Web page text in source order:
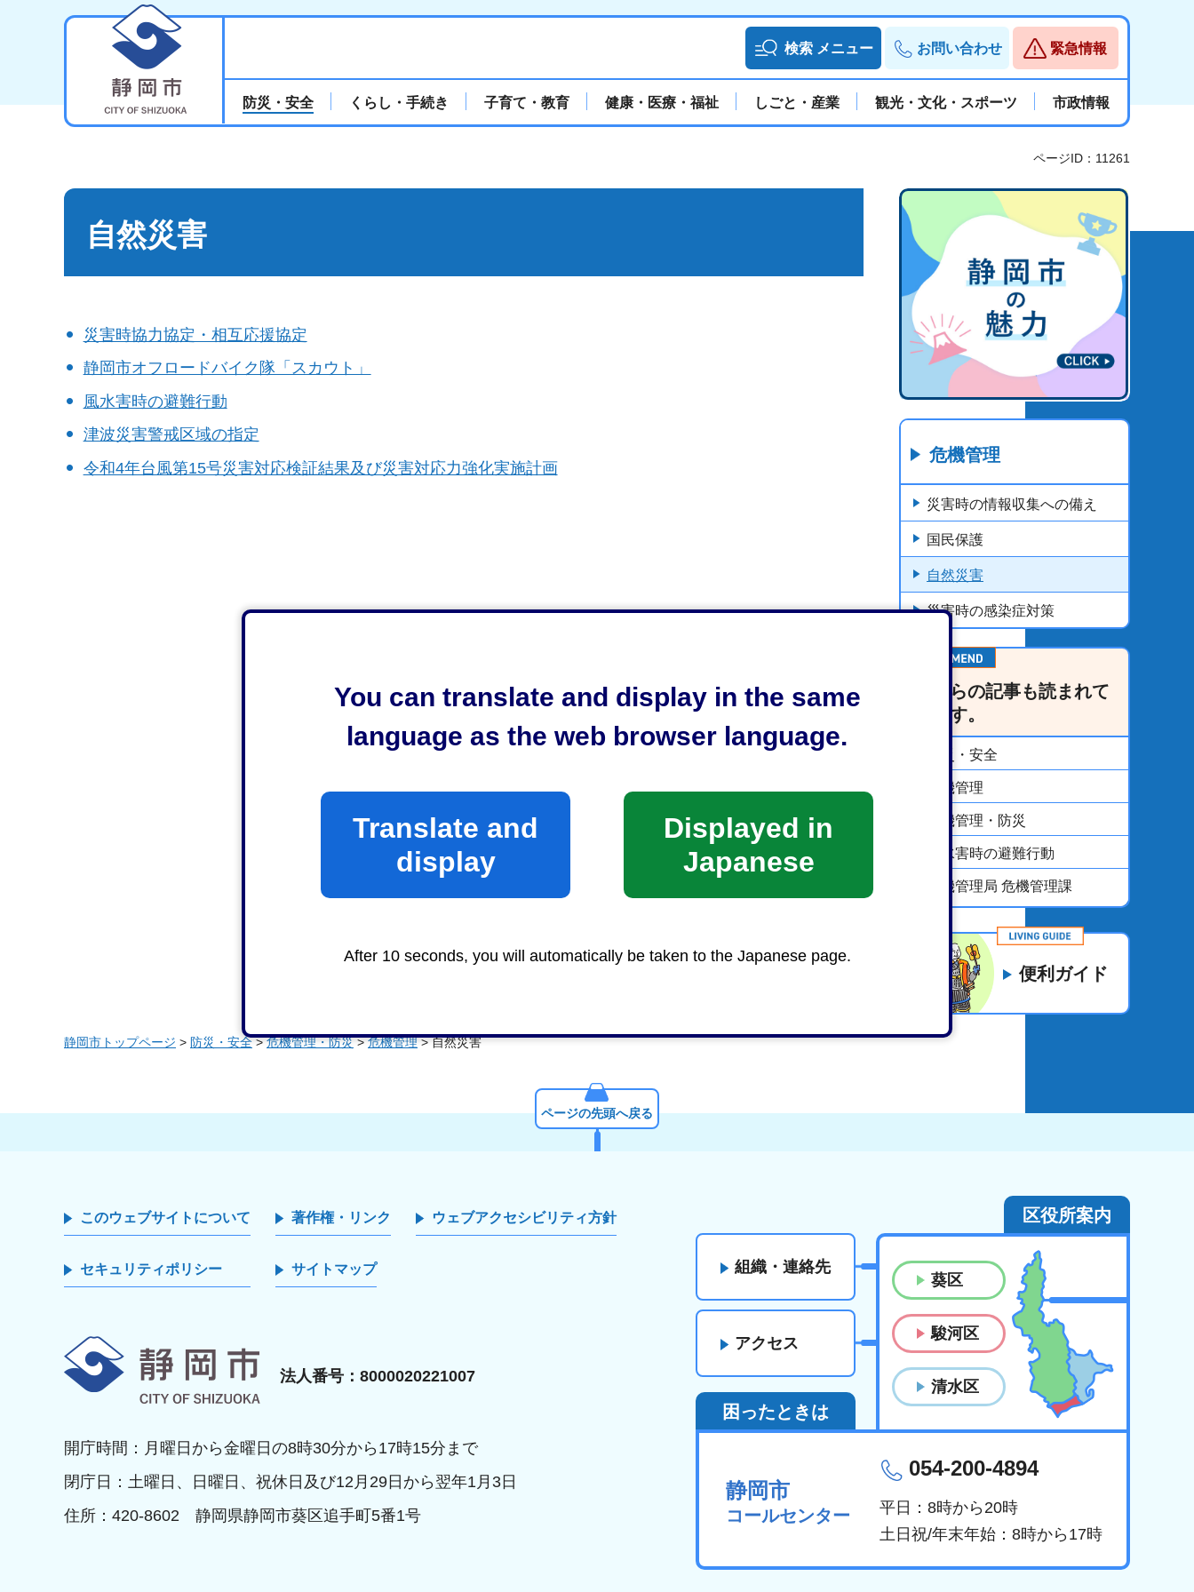
You can translate and display in the same
language as the web browser language.
Translate and
display
Displayed in
Japanese
After 10 seconds, you will automatically be taken to the Japanese page.
検索 メニュー お問い合わせ 緊急情報
防災・安全 くらし・手続き 子育て・教育 健康・医療・福祉 しごと・産業 観光・文化・スポーツ 市政情報
ページID：11261
自然災害
災害時協力協定・相互応援協定
静岡市オフロードバイク隊「スカウト」
風水害時の避難行動
津波災害警戒区域の指定
令和4年台風第15号災害対応検証結果及び災害対応力強化実施計画
危機管理
災害時の情報収集への備え
国民保護
自然災害
災害時の感染症対策
こちらの記事も読まれて
います。
防災・安全
危機管理
危機管理・防災
風水害時の避難行動
危機管理局 危機管理課
便利ガイド
静岡市トップページ > 防災・安全>危機管理・防災>危機管理> 自然災害
ページの先頭へ戻る
このウェブサイトについて 著作権・リンク ウェブアクセシビリティ方針
セキュリティポリシー サイトマップ
法人番号：8000020221007
開庁時間：月曜日から金曜日の8時30分から17時15分まで
閉庁日：土曜日、日曜日、祝休日及び12月29日から翌年1月3日
住所：420-8602 静岡県静岡市葵区追手町5番1号
組織・連絡先
アクセス
区役所案内
葵区
駿河区
清水区
困ったときは
静岡市
コールセンター
054-200-4894
平日：8時から20時
土日祝/年末年始：8時から17時